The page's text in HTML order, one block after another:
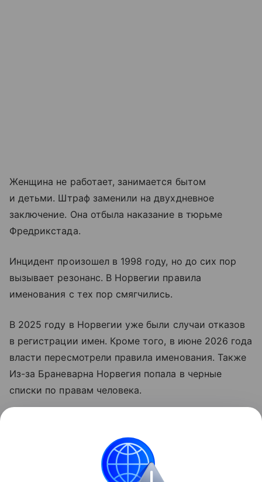
Женщина не работает, занимается бытом
и детьми. Штраф заменили на двухдневное
заключение. Она отбыла наказание в тюрьме
Фредрикстада.
Инцидент произошел в 1998 году, но до сих пор
вызывает резонанс. В Норвегии правила
именования с тех пор смягчились.
В 2025 году в Норвегии уже были случаи отказов
в регистрации имен. Кроме того, в июне 2026 года
власти пересмотрели правила именования. Также
Из-за Браневарна Норвегия попала в черные
списки по правам человека.
диковинными именами?
Достоверные новости всегда под рукой —